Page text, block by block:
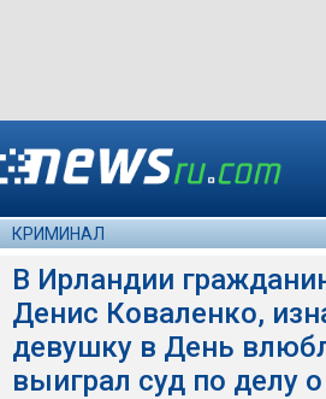
КРИМИНАЛ
В Ирландии
Денис Коваленко,
девушку в День
выиграл суд по делу